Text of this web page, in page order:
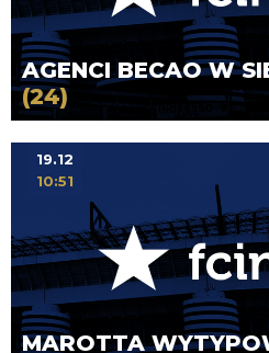
AGENCI BECAO W
(24)
MAROTTA
19.12
10:51